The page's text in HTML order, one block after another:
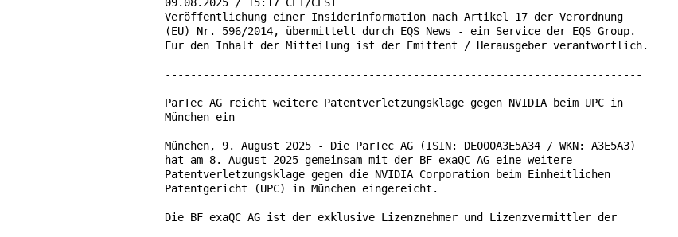
Veröffentlichung einer Insiderinformation nach Artikel 17 der Verordnung
(EU) Nr. 596/2014, übermittelt durch EQS News - ein Service der EQS Group.
Für den Inhalt der Mitteilung ist der Emittent / Herausgeber verantwortlich.
---------------------------------------------------------------------------
ParTec AG reicht weitere Patentverletzungsklage gegen NVIDIA beim UPC in
München ein
München, 9. August 2025 - Die ParTec AG (ISIN: DE000A3E5A34 / WKN: A3E5A3)
hat am 8. August 2025 gemeinsam mit der BF exaQC AG eine weitere
Patentverletzungsklage gegen die NVIDIA Corporation beim Einheitlichen
Patentgericht (UPC) in München eingereicht.
Die BF exaQC AG ist der exklusive Lizenznehmer und Lizenzvermittler der